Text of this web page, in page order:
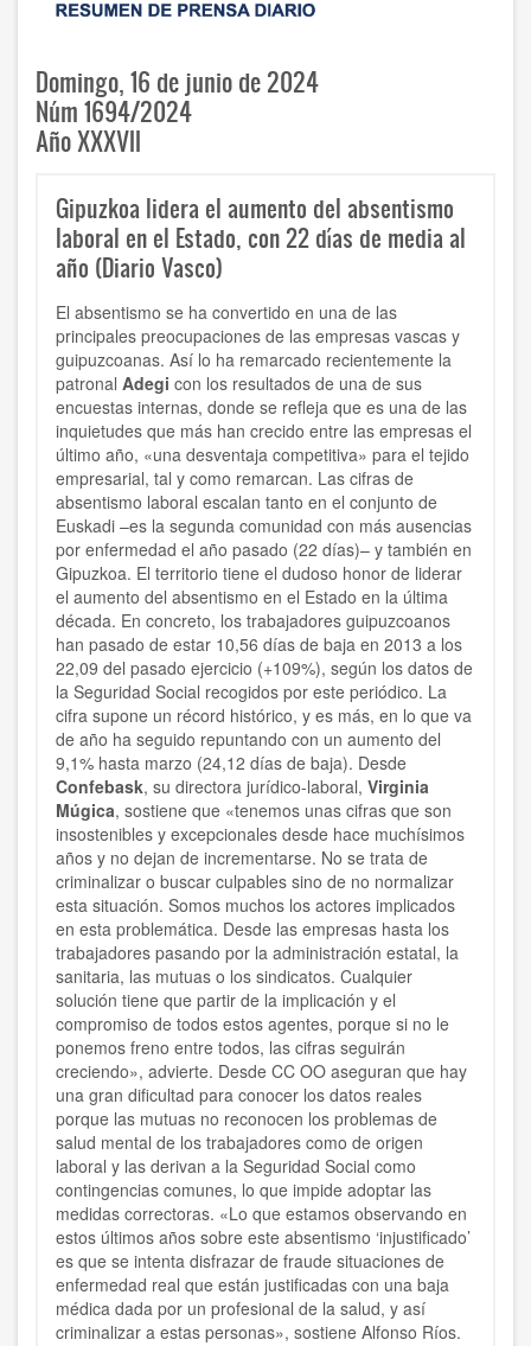
Domingo, 16 de junio de 2024
Núm 1694/2024
Año XXXVII
Gipuzkoa lidera el aumento del absentismo
laboral en el Estado, con 22 días de media al
año (Diario Vasco)
El absentismo se ha convertido en una de las
principales preocupaciones de las empresas vascas y
guipuzcoanas. Así lo ha remarcado recientemente la
patronal Adegi con los resultados de una de sus
encuestas internas, donde se refleja que es una de las
inquietudes que más han crecido entre las empresas el
último año, «una desventaja competitiva» para el tejido
empresarial, tal y como remarcan. Las cifras de
absentismo laboral escalan tanto en el conjunto de
Euskadi –es la segunda comunidad con más ausencias
por enfermedad el año pasado (22 días)– y también en
Gipuzkoa. El territorio tiene el dudoso honor de liderar
el aumento del absentismo en el Estado en la última
década. En concreto, los trabajadores guipuzcoanos
han pasado de estar 10,56 días de baja en 2013 a los
22,09 del pasado ejercicio (+109%), según los datos de
la Seguridad Social recogidos por este periódico. La
cifra supone un récord histórico, y es más, en lo que va
de año ha seguido repuntando con un aumento del
9,1% hasta marzo (24,12 días de baja). Desde
Confebask, su directora jurídico-laboral, Virginia
Múgica, sostiene que «tenemos unas cifras que son
insostenibles y excepcionales desde hace muchísimos
años y no dejan de incrementarse. No se trata de
criminalizar o buscar culpables sino de no normalizar
esta situación. Somos muchos los actores implicados
en esta problemática. Desde las empresas hasta los
trabajadores pasando por la administración estatal, la
sanitaria, las mutuas o los sindicatos. Cualquier
solución tiene que partir de la implicación y el
compromiso de todos estos agentes, porque si no le
ponemos freno entre todos, las cifras seguirán
creciendo», advierte. Desde CC OO aseguran que hay
una gran dificultad para conocer los datos reales
porque las mutuas no reconocen los problemas de
salud mental de los trabajadores como de origen
laboral y las derivan a la Seguridad Social como
contingencias comunes, lo que impide adoptar las
medidas correctoras. «Lo que estamos observando en
estos últimos años sobre este absentismo ‘injustificado’
es que se intenta disfrazar de fraude situaciones de
enfermedad real que están justificadas con una baja
médica dada por un profesional de la salud, y así
criminalizar a estas personas», sostiene Alfonso Ríos.